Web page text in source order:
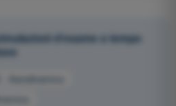
d'esame a tempo
Aerodinamica